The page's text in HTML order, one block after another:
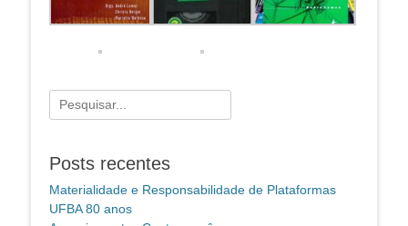
Pesquisar
por:
Posts recentes
Materialidade e Responsabilidade de Plataformas
UFBA 80 anos